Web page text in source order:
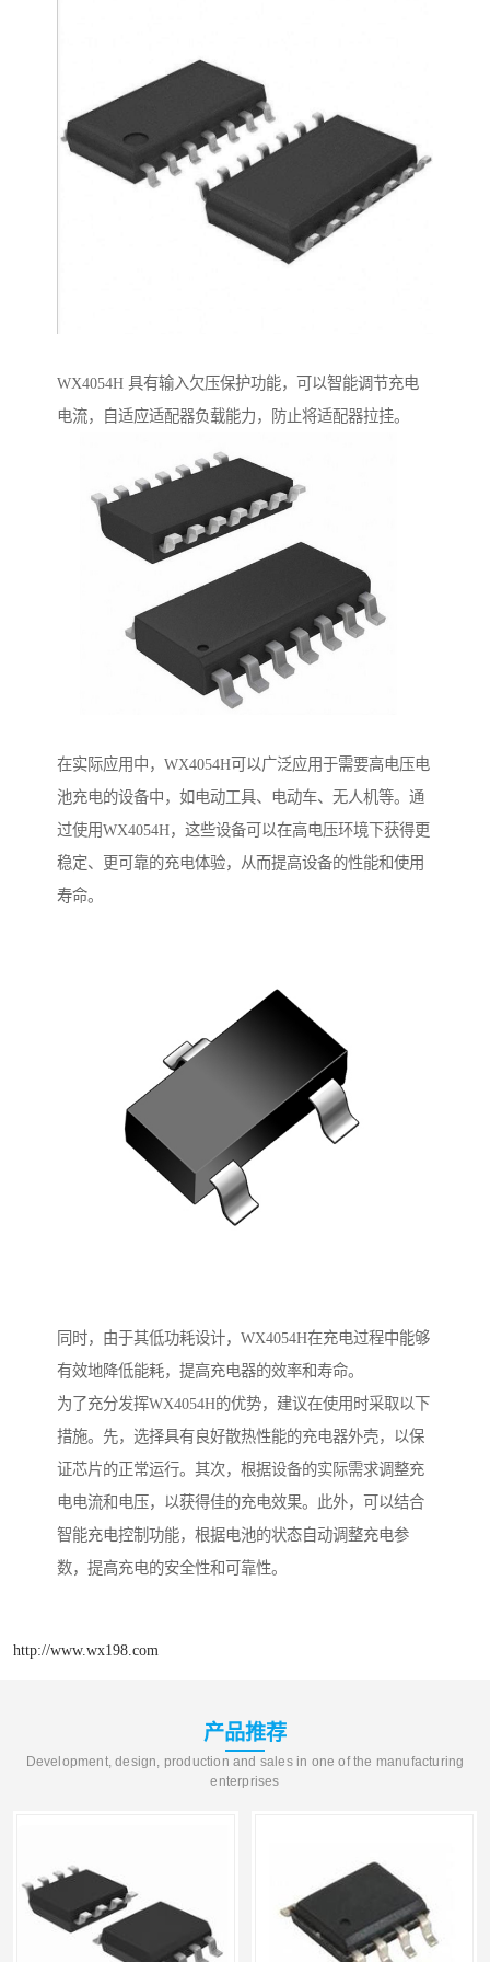
WX4054H 具有输入欠压保护功能，可以智能调节充电
电流，自适应适配器负载能力，防止将适配器拉挂。
在实际应用中，WX4054H可以广泛应用于需要高电压电
池充电的设备中，如电动工具、电动车、无人机等。通
过使用WX4054H，这些设备可以在高电压环境下获得更
稳定、更可靠的充电体验，从而提高设备的性能和使用
寿命。
同时，由于其低功耗设计，WX4054H在充电过程中能够
有效地降低能耗，提高充电器的效率和寿命。
为了充分发挥WX4054H的优势，建议在使用时采取以下
措施。先，选择具有良好散热性能的充电器外壳，以保
证芯片的正常运行。其次，根据设备的实际需求调整充
电电流和电压，以获得佳的充电效果。此外，可以结合
智能充电控制功能，根据电池的状态自动调整充电参
数，提高充电的安全性和可靠性。
http://www.wx198.com
产品推荐
Development, design, production and sales in one of the manufacturing
enterprises